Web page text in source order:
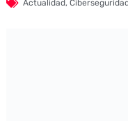
Actualidad, Ciberseguridad